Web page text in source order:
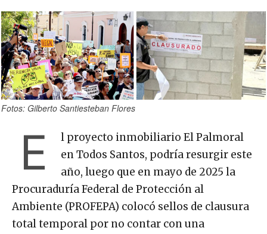
Fotos: Gilberto Santiesteban Flores
E
l proyecto inmobiliario El Palmoral
en Todos Santos, podría resurgir este
año, luego que en mayo de 2025 la
Procuraduría Federal de Protección al
Ambiente (PROFEPA) colocó sellos de clausura
total temporal por no contar con una